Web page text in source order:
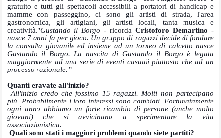
gratuito e tutti gli spettacoli accessibili a portatori di handicap e
mamme con passeggino, ci sono gli artisti di strada, l'area
gastronomica, gli artigiani, gli artisti locali, tanta musica e
creatività."Gustando il Borgo - ricorda Cristoforo Demartino -
nasce 7 anni fa per gioco. Un gruppo di ragazzi decide di fondare
la consulta giovanile ed insieme ad un torneo di calcetto nasce
Gustando il Borgo. La nascita di Gustando il Borgo è legata
maggiormente ad una serie di eventi casuali piuttosto che ad un
processo razionale.”
Quanti eravate all'inizio?
All'inizio credo che fossimo 15 ragazzi. Molti non partecipano
più. Probabilmente i loro interessi sono cambiati. Fortunatamente
ogni anno abbiamo un forte ricambio di persone (anche molto
giovani) che si avvicinano a sperimentare la vita
associazionistica.
Quali sono stati i maggiori problemi quando siete partiti?